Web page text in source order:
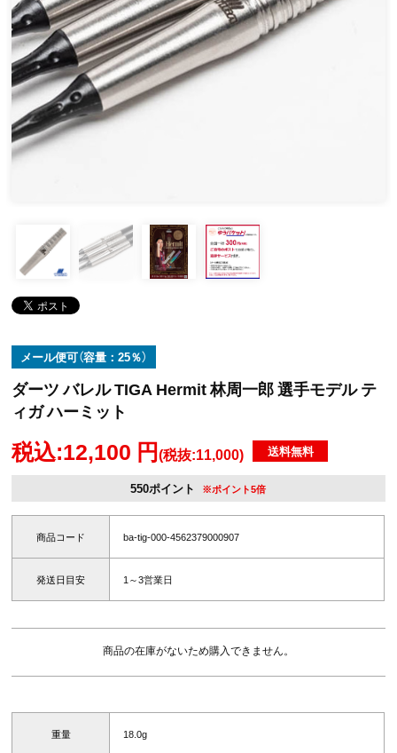
メール便可（容量：25％）
ダーツ バレル TIGA Hermit 林周一郎 選手モデル テ
ィガ ハーミット
税込:12,100 円(税抜:11,000) 送料無料
550ポイント ※ポイント5倍
商品コード ba-tig-000-4562379000907
発送日目安 1～3営業日
商品の在庫がないため購入できません。
重量 18.0g